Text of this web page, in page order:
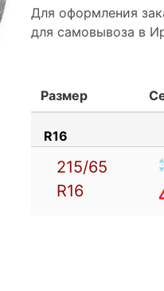
производимого по
улучшающего
зацепления и
Оптимизированные
дорожным
время эксплуатации.
Для оформления
для самовывоза в
Размер
R16
215/65
R16